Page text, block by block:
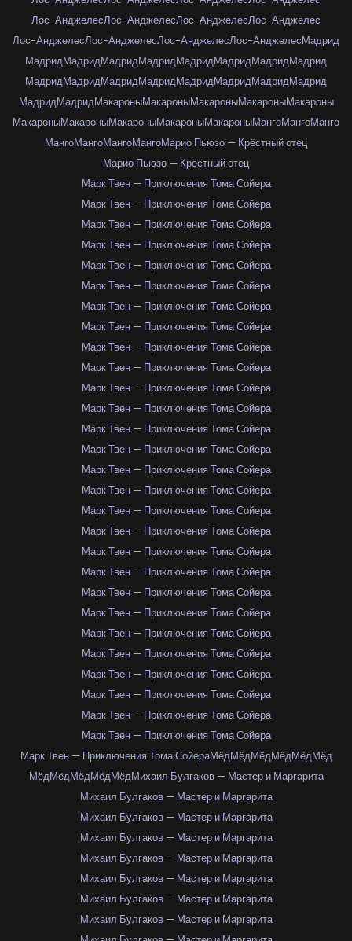
Лос-АнджелесЛос-АнджелесЛос-АнджелесЛос-Анджелес
Лос-АнджелесЛос-АнджелесЛос-АнджелесЛос-АнджелесМадрид
МадридМадридМадридМадридМадридМадридМадридМадрид
МадридМадридМадридМадридМадридМадридМадридМадрид
МадридМадридМакароныМакароныМакароныМакароныМакароны
МакароныМакароныМакароныМакароныМакароныМангоМангоМанго
МангоМангоМангоМангоМарио Пьюзо — Крёстный отец
Марио Пьюзо — Крёстный отец
Марк Твен — Приключения Тома Сойера
Марк Твен — Приключения Тома Сойера
Марк Твен — Приключения Тома Сойера
Марк Твен — Приключения Тома Сойера
Марк Твен — Приключения Тома Сойера
Марк Твен — Приключения Тома Сойера
Марк Твен — Приключения Тома Сойера
Марк Твен — Приключения Тома Сойера
Марк Твен — Приключения Тома Сойера
Марк Твен — Приключения Тома Сойера
Марк Твен — Приключения Тома Сойера
Марк Твен — Приключения Тома Сойера
Марк Твен — Приключения Тома Сойера
Марк Твен — Приключения Тома Сойера
Марк Твен — Приключения Тома Сойера
Марк Твен — Приключения Тома Сойера
Марк Твен — Приключения Тома Сойера
Марк Твен — Приключения Тома Сойера
Марк Твен — Приключения Тома Сойера
Марк Твен — Приключения Тома Сойера
Марк Твен — Приключения Тома Сойера
Марк Твен — Приключения Тома Сойера
Марк Твен — Приключения Тома Сойера
Марк Твен — Приключения Тома Сойера
Марк Твен — Приключения Тома Сойера
Марк Твен — Приключения Тома Сойера
Марк Твен — Приключения Тома Сойера
Марк Твен — Приключения Тома Сойера
Марк Твен — Приключения Тома СойераМёдМёдМёдМёдМёдМёд
МёдМёдМёдМёдМёдМихаил Булгаков — Мастер и Маргарита
Михаил Булгаков — Мастер и Маргарита
Михаил Булгаков — Мастер и Маргарита
Михаил Булгаков — Мастер и Маргарита
Михаил Булгаков — Мастер и Маргарита
Михаил Булгаков — Мастер и Маргарита
Михаил Булгаков — Мастер и Маргарита
Михаил Булгаков — Мастер и Маргарита